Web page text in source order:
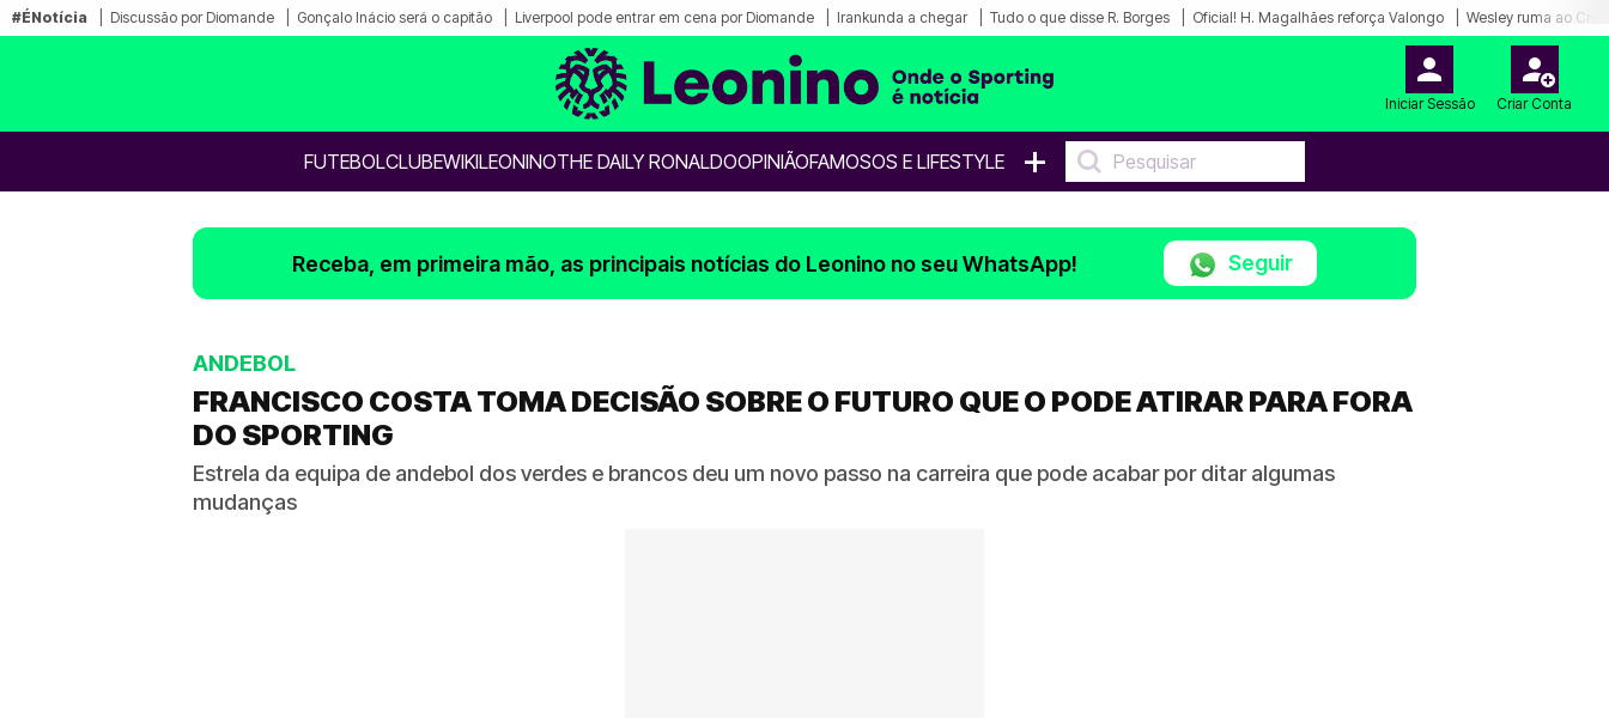
#ÉNotícia Discussão por Diomande Gonçalo Inácio será o capitão Liverpool pode entrar em cena por Diomande Irankunda a chegar Tudo o que disse R. Borges Oficial! H. Magalhães reforça Valongo Wesley ruma ao
Iniciar Sessão Criar Conta
FUTEBOLCLUBEWIKILEONINOTHE DAILY RONALDOOPINIÃOFAMOSOS E LIFESTYLE +
Receba, em primeira mão, as principais notícias do Leonino no seu WhatsApp! Seguir
ANDEBOL
FRANCISCO COSTA TOMA DECISÃO SOBRE O FUTURO QUE O PODE ATIRAR PARA FORA
DO SPORTING
Estrela da equipa de andebol dos verdes e brancos deu um novo passo na carreira que pode acabar por ditar algumas
mudanças